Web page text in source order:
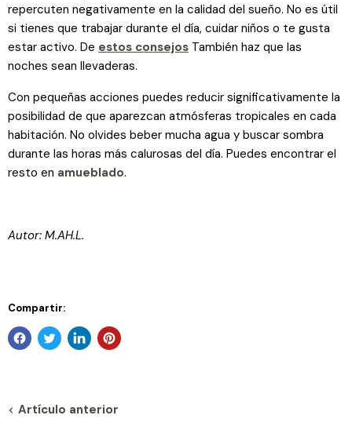
repercuten negativamente en la calidad del sueño. No es útil
si tienes que trabajar durante el día, cuidar niños o te gusta
estar activo. De estos consejos También haz que las
noches sean llevaderas.
Con pequeñas acciones puedes reducir significativamente la
posibilidad de que aparezcan atmósferas tropicales en cada
habitación. No olvides beber mucha agua y buscar sombra
durante las horas más calurosas del día. Puedes encontrar el
resto en amueblado.
Autor: M.AH.L.
Compartir:
Artículo anterior